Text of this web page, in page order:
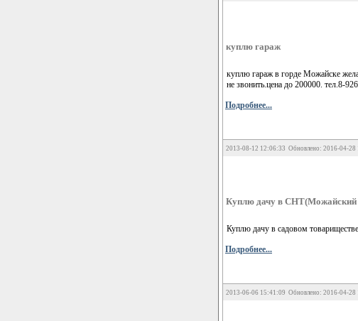
куплю гараж
куплю гараж в горде Можайске
не звонить.цена до 200000. тел.8-
Подробнее...
2013-08-12 12:06:33 Обновлено: 2016-04-28
Куплю дачу в СНТ(Можайский
Куплю дачу в садовом
Подробнее...
2013-06-06 15:41:09 Обновлено: 2016-04-28